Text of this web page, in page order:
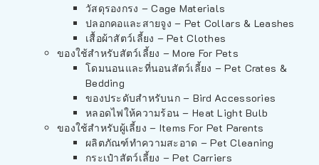
วัสดุรองกรง – Cage Materials
ปลอกคอและสายจูง – Pet Collars & Leashes
เสื้อผ้าสัตว์เลี้ยง – Pet Clothes
ของใช้สำหรับสัตว์เลี้ยง – More For Pets
โดมนอนและที่นอนสัตว์เลี้ยง – Pet Crates &
Bedding
ของประดับสำหรับนก – Bird Accessories
หลอดไฟให้ความร้อน – Heat Light Bulb
ของใช้สำหรับผู้เลี้ยง – Items For Pet Parents
ผลิตภัณฑ์ทำความสะอาด – Pet Cleaning
กระเป๋าสัตว์เลี้ยง – Pet Carriers